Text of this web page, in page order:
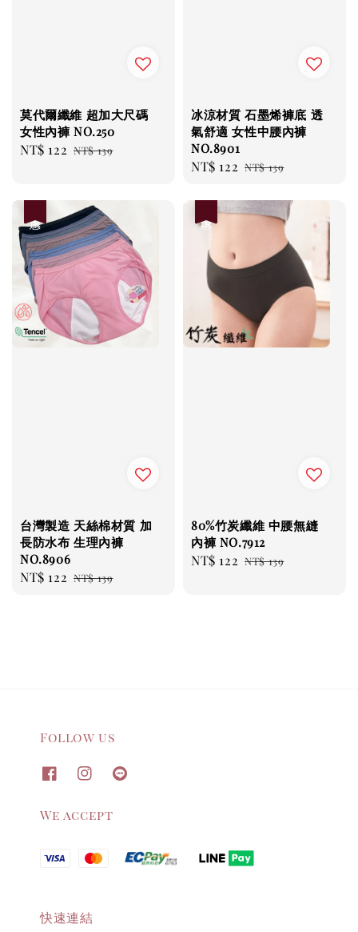
莫代爾纖維 超加大尺碼
女性內褲 NO.250
Sale
NT$ 122 Regular
NT$ 139
冰涼材質 石墨烯褲底 透
氣舒適 女性中腰內褲
NO.8901
Sale
NT$ 122 Regular
NT$ 139
台灣製造 天絲棉材質 加
長防水布 生理內褲
NO.8906
Sale
NT$ 122 Regular
NT$ 139
80%竹炭纖維 中腰無縫
內褲 NO.7912
Sale
NT$ 122 Regular
NT$ 139
Follow us
We accept
快速連結